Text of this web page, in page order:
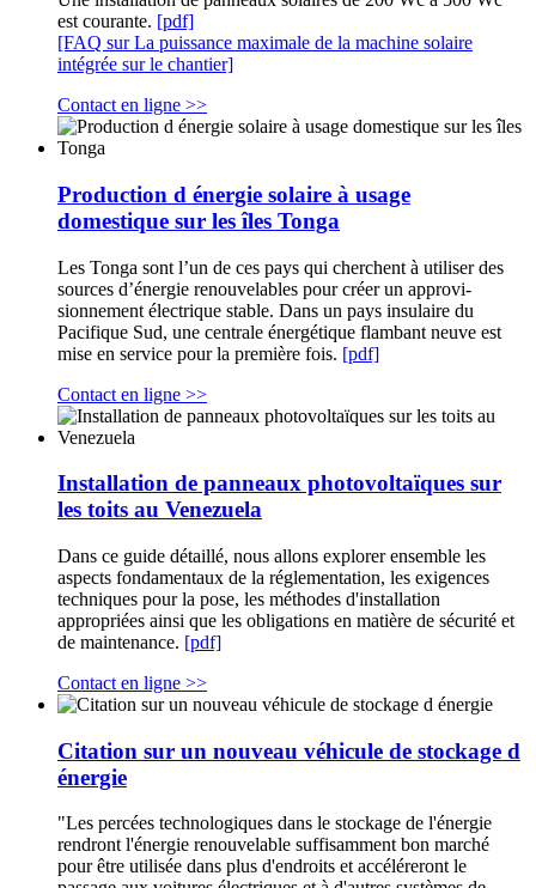
est courante. [pdf]
[FAQ sur La puissance maximale de la machine solaire
intégrée sur le chantier]
Contact en ligne >>
Production d énergie solaire à usage
domestique sur les îles Tonga
Les Tonga sont l’un de ces pays qui cherchent à utiliser des
sources d’énergie renouvelables pour créer un approvi-
sionnement électrique stable. Dans un pays insulaire du
Pacifique Sud, une centrale énergétique flambant neuve est
mise en service pour la première fois. [pdf]
Contact en ligne >>
Installation de panneaux photovoltaïques sur
les toits au Venezuela
Dans ce guide détaillé, nous allons explorer ensemble les
aspects fondamentaux de la réglementation, les exigences
techniques pour la pose, les méthodes d'installation
appropriées ainsi que les obligations en matière de sécurité et
de maintenance. [pdf]
Contact en ligne >>
Citation sur un nouveau véhicule de stockage d
énergie
"Les percées technologiques dans le stockage de l'énergie
rendront l'énergie renouvelable suffisamment bon marché
pour être utilisée dans plus d'endroits et accéléreront le